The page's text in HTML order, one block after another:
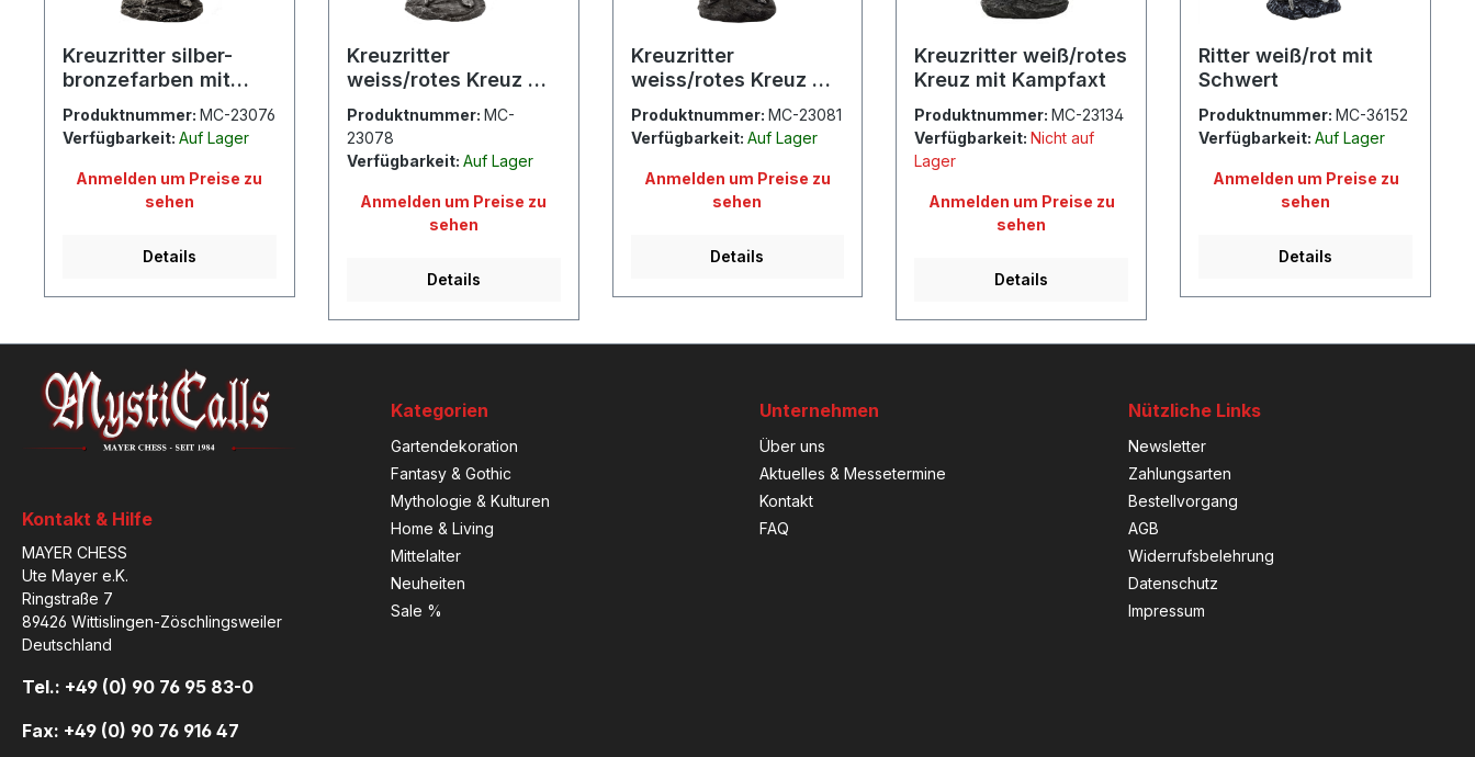
Kreuzritter silber-
bronzefarben mit
Schwert
Produktnummer: MC-23076
Verfügbarkeit: Auf Lager
Anmelden um Preise zu
sehen
Details
Kreuzritter
weiss/rotes Kreuz mit
Schwert
Produktnummer: MC-
23078
Verfügbarkeit: Auf Lager
Anmelden um Preise zu
sehen
Details
Kreuzritter
weiss/rotes Kreuz mit
Speer
Produktnummer: MC-23081
Verfügbarkeit: Auf Lager
Anmelden um Preise zu
sehen
Details
Kreuzritter weiß/rotes
Kreuz mit Kampfaxt
Produktnummer:MC-23134
Verfügbarkeit:Nicht auf
Lager
Anmelden um Preise zu
sehen
Details
Ritter weiß/rot mit
Schwert
Produktnummer:MC-36152
Verfügbarkeit:Auf Lager
Anmelden um Preise zu
sehen
Details
Kontakt & Hilfe
MAYER CHESS
Ute Mayer e.K.
Ringstraße 7
89426 Wittislingen-Zöschlingsweiler
Deutschland
Tel.: +49 (0) 90 76 95 83-0
Fax: +49 (0) 90 76 916 47
Kategorien
Gartendekoration
Fantasy & Gothic
Mythologie & Kulturen
Home & Living
Mittelalter
Neuheiten
Sale %
Unternehmen
Über uns
Aktuelles & Messetermine
Kontakt
FAQ
Nützliche Links
Newsletter
Zahlungsarten
Bestellvorgang
AGB
Widerrufsbelehrung
Datenschutz
Impressum